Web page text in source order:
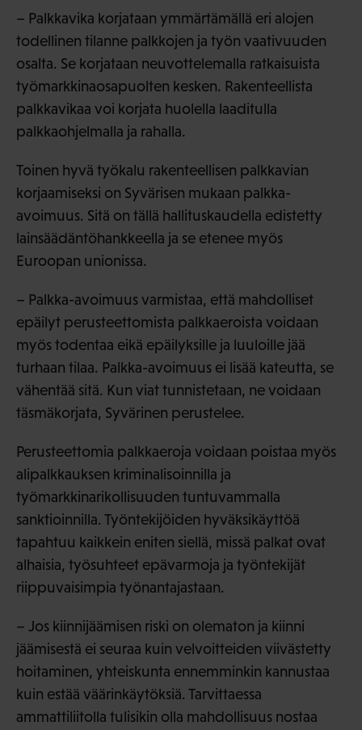
– Palkkavika korjataan ymmärtämällä eri alojen
todellinen tilanne palkkojen ja työn vaativuuden
osalta. Se korjataan neuvottelemalla ratkaisuista
työmarkkinaosapuolten kesken. Rakenteellista
palkkavikaa voi korjata huolella laaditulla
palkkaohjelmalla ja rahalla.
Toinen hyvä työkalu rakenteellisen palkkavian
korjaamiseksi on Syvärisen mukaan palkka-
avoimuus. Sitä on tällä hallituskaudella edistetty
lainsäädäntöhankkeella ja se etenee myös
Euroopan unionissa.
– Palkka-avoimuus varmistaa, että mahdolliset
epäilyt perusteettomista palkkaeroista voidaan
myös todentaa eikä epäilyksille ja luuloille jää
turhaan tilaa. Palkka-avoimuus ei lisää kateutta, se
vähentää sitä. Kun viat tunnistetaan, ne voidaan
täsmäkorjata, Syvärinen perustelee.
Perusteettomia palkkaeroja voidaan poistaa myös
alipalkkauksen kriminalisoinnilla ja
työmarkkinarikollisuuden tuntuvammalla
sanktioinnilla. Työntekijöiden hyväksikäyttöä
tapahtuu kaikkein eniten siellä, missä palkat ovat
alhaisia, työsuhteet epävarmoja ja työntekijät
riippuvaisimpia työnantajastaan.
– Jos kiinnijäämisen riski on olematon ja kiinni
jäämisestä ei seuraa kuin velvoitteiden viivästetty
hoitaminen, yhteiskunta ennemminkin kannustaa
kuin estää väärinkäytöksiä. Tarvittaessa
ammattiliitolla tulisikin olla mahdollisuus nostaa